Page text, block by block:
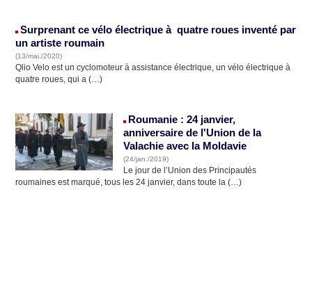
Surprenant ce vélo électrique à quatre roues inventé par
un artiste roumain
(13/mai./2020)
Qlio Velo est un cyclomoteur à assistance électrique, un vélo électrique à
quatre roues, qui a (…)
Roumanie : 24 janvier,
anniversaire de l'Union de la
Valachie avec la Moldavie
(24/jan./2019)
Le jour de l’Union des Principautés
roumaines est marqué, tous les 24 janvier, dans toute la (…)